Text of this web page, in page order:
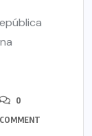
0
COMMENT